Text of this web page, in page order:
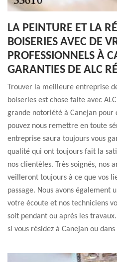
LA PEINTURE ET LA
BOISERIES AVEC DE
PROFESSIONNELS À
GARANTIES DE ALC
Trouver la meilleure entreprise
boiseries est chose faite avec
grande notoriété à Canejan pour
pouvez nous remettre en toute
entreprise saura toujours vous
qualité qui ont toujours fait la
nos clientèles. Très soignés, nos
veilleront toujours à ce que vos
passage. Nous avons également
votre écoute et nos techniciens
soit pendant ou après les
si vous résidez à Canejan ou